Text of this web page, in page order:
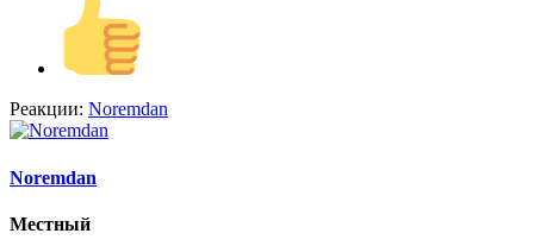
Реакции: Noremdan
Noremdan
Местный